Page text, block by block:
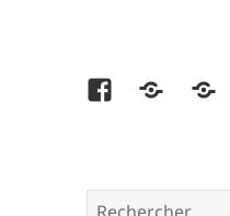
FacebookPartenaire
Liens
Rechercher :